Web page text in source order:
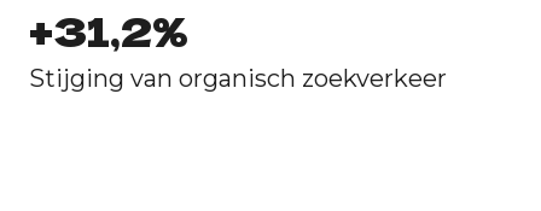
+31,2%
Stijging van organisch zoekverkeer